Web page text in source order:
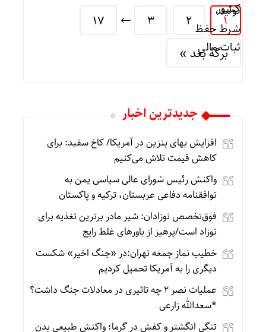
1
2
3
17
برگهٔ بعد »
جديدترين اخبار
افزایش بهای بنزین در آمریکا/ کاخ سفید: برای
کاهش قیمت تلاش می‌کنیم
واکنش رئیس شورای عالی سیاسی یمن به
توافقنامه دفاعی عربستان، ترکیه و پاکستان
فوق‌تخصص نوزادان: شیر مادر برترین تغذیه برای
نوزاد است/پرهیز از باورهای غلط رایج
خطیب نماز جمعه تهران:در «جنگ اخیر» شکست
دیگری را به آمریکا تحمیل کردیم
عملیات نصر ۲ چه تاثیری در معادلات جنگ داشت؟
*سعدالله زارعی
تنگی انگشتر و کفش در گرما؛ واکنش طبیعی بدن